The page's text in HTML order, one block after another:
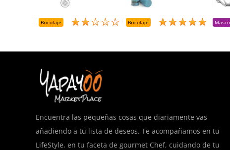
Bricolaje Bricolaje
Encuentra las pequeñas cosas que diariamente vas
añadiendo a tu lista de deseos. Te acompañamos en tu
LifeStyle, en tu faceta de gourmet Chef, cuidando de tu